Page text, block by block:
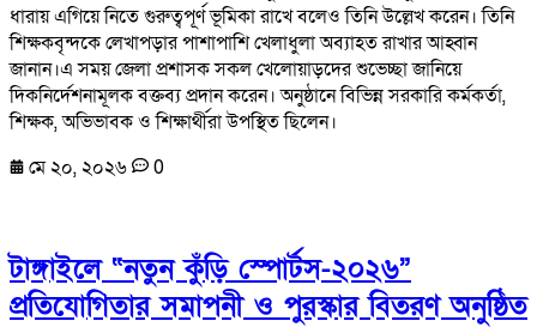
ধারায় এগিয়ে নিতে গুরুত্বপূর্ণ ভূমিকা রাখে বলেও তিনি উল্লেখ করেন। তিনি
শিক্ষকবৃন্দকে লেখাপড়ার পাশাপাশি খেলাধুলা অব্যাহত রাখার আহ্বান
জানান।এ সময় জেলা প্রশাসক সকল খেলোয়াড়দের শুভেচ্ছা জানিয়ে
দিকনির্দেশনামূলক বক্তব্য প্রদান করেন। অনুষ্ঠানে বিভিন্ন সরকারি কর্মকর্তা,
শিক্ষক, অভিভাবক ও শিক্ষার্থীরা উপস্থিত ছিলেন।
মে ২০, ২০২৬
0
টাঙ্গাইলে “নতুন কুঁড়ি স্পোর্টস-২০২৬”
প্রতিযোগিতার সমাপনী ও পুরস্কার বিতরণ অনুষ্ঠিত